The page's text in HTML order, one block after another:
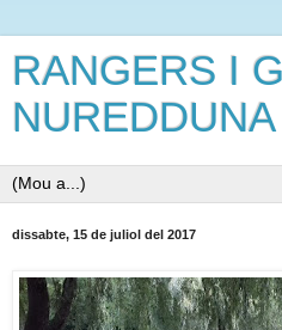
RANGERS I
NUREDDUNA
dissabte, 15 de juliol del 2017